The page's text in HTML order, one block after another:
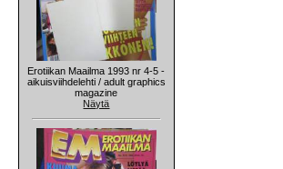
Erotiikan Maailma 1993 nr 4-5 -
aikuisviihdelehti / adult graphics
magazine
Näytä